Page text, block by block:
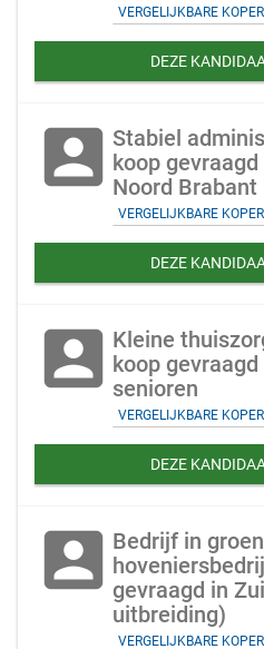
VERGELIJKBARE
DEZE
account_box Stabiel
koop
Noord Brabant
VERGELIJKBARE
DEZE
account_box Kleine
koop
senioren
VERGELIJKBARE
DEZE
account_box Bedrijf in
gevraagd in
uitbreiding)
VERGELIJKBARE